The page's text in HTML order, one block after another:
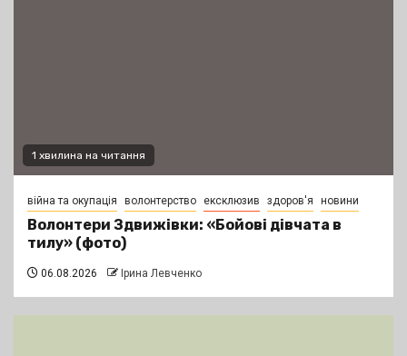
1 хвилина на читання
війна та окупація волонтерство ексклюзив здоров'я новини
Волонтери Здвижівки: «Бойові дівчата в
тилу» (фото)
06.08.2026 Ірина Левченко